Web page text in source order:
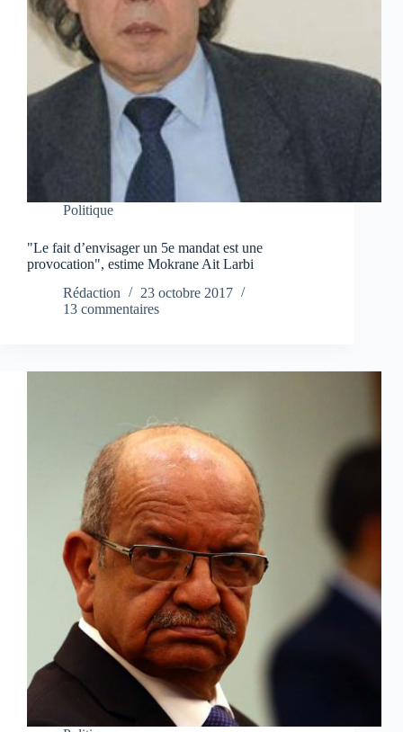
Politique
"Le fait d’envisager un 5e mandat est une
provocation", estime Mokrane Ait Larbi
Rédaction
23 octobre 2017
13 commentaires